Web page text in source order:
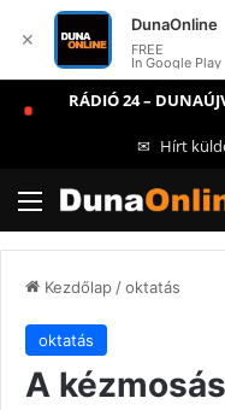
RÁDIÓ 24 –
✉ Hírt
Menü
Kezdőlap/oktatás
oktatás
A
✕
DunaOnline
FREE
In Google Play